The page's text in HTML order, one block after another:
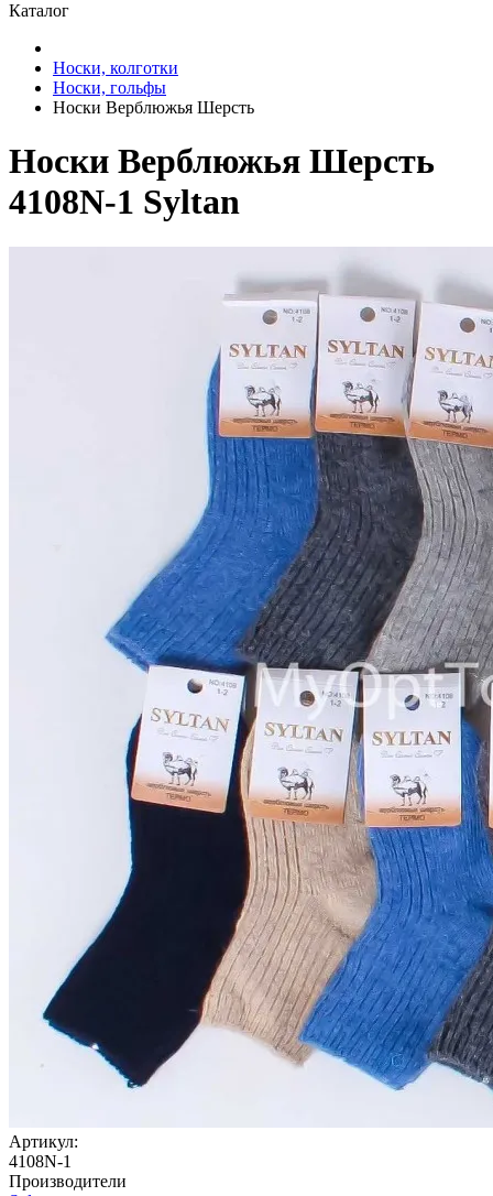
Каталог
Носки, колготки
Носки, гольфы
Носки Верблюжья Шерсть
Носки Верблюжья Шерсть
4108N-1 Syltan
Артикул:
4108N-1
Производители